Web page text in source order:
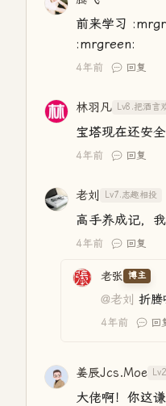
前来学习
:mrgreen:
4年前 回复
林羽凡 Lv8.把酒言
宝塔现在还安
4年前 回复
老刘 Lv7.志趣相投
高手养成记，
4年前 回复
老张 博主
@老刘 折腾
4年前 回
姜辰Jcs.Moe
大佬啊！你这